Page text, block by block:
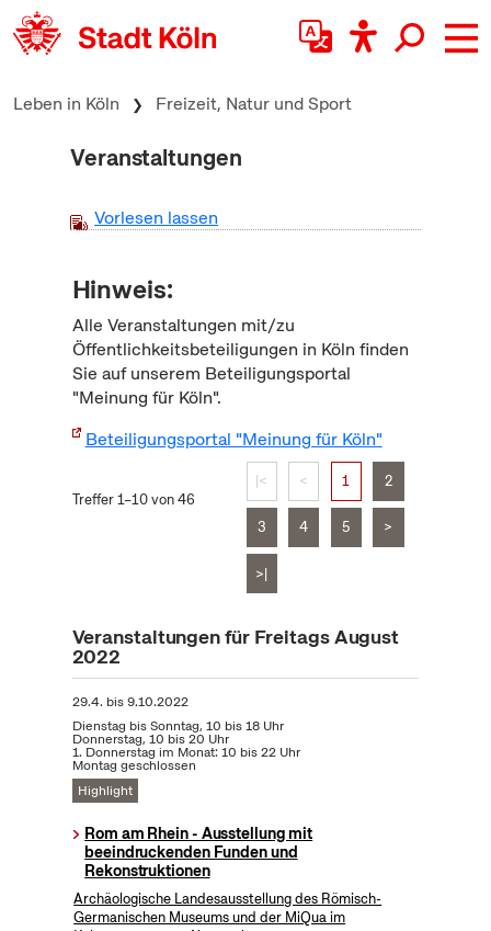
zum Inhalt springen
Leben in Köln Freizeit, Natur und Sport
Veranstaltungen
Vorlesen lassen
Hinweis:
Alle Veranstaltungen mit/zu
Öffentlichkeitsbeteiligungen in Köln finden
Sie auf unserem Beteiligungsportal
"Meinung für Köln".
Beteiligungsportal "Meinung für Köln"
Treffer 1–10 von 46
|< < 1 2
3 4 5 >
>|
Veranstaltungen für Freitags August
2022
29.4. bis9.10.2022
Dienstag bis Sonntag, 10 bis 18 Uhr
Donnerstag, 10 bis 20 Uhr
1. Donnerstag im Monat: 10 bis 22 Uhr
Montag geschlossen
Highlight
Rom am Rhein - Ausstellung mit
beeindruckenden Funden und
Rekonstruktionen
Archäologische Landesausstellung des Römisch-
Germanischen Museums und der MiQua im